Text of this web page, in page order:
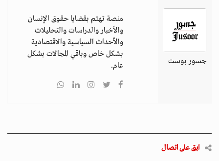
جسور بوست
منصة تهتم بقضايا حقوق الإنسان
والأخبار والدراسات والتحليلات
والأحداث السياسية والاقتصادية
بشكل خاص وباقي المجالات بشكل
عام.
ابق على اتصال